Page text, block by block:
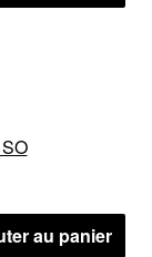
au panier